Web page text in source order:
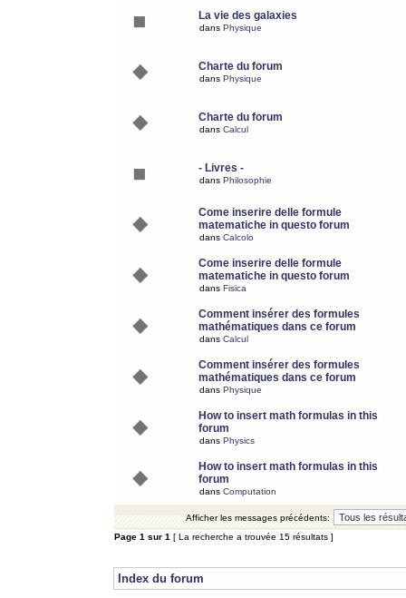
La vie des galaxies
dans Physique
Charte du forum
dans Physique
Charte du forum
dans Calcul
- Livres -
dans Philosophie
Come inserire delle formule
matematiche in questo forum
dans Calcolo
Come inserire delle formule
matematiche in questo forum
dans Fisica
Comment insérer des formules
mathématiques dans ce forum
dans Calcul
Comment insérer des formules
mathématiques dans ce forum
dans Physique
How to insert math formulas in this
forum
dans Physics
How to insert math formulas in this
forum
dans Computation
Afficher les messages précédents:
Page 1 sur 1 [ La recherche a trouvée 15 résultats ]
Index du forum